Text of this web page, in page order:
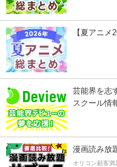
【夏アニ
芸能界を志
スクール情
漫画読み放
オリコン顧客